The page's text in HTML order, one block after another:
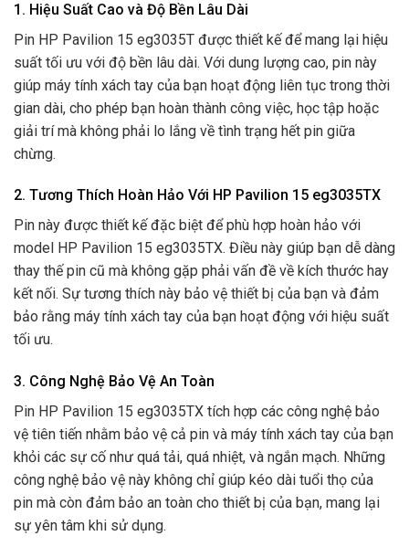
1. Hiệu Suất Cao và Độ Bền Lâu Dài
Pin HP Pavilion 15 eg3035T được thiết kế để mang lại hiệu
suất tối ưu với độ bền lâu dài. Với dung lượng cao, pin này
giúp máy tính xách tay của bạn hoạt động liên tục trong thời
gian dài, cho phép bạn hoàn thành công việc, học tập hoặc
giải trí mà không phải lo lắng về tình trạng hết pin giữa
chừng.
2. Tương Thích Hoàn Hảo Với HP Pavilion 15 eg3035TX
Pin này được thiết kế đặc biệt để phù hợp hoàn hảo với
model HP Pavilion 15 eg3035TX. Điều này giúp bạn dễ dàng
thay thế pin cũ mà không gặp phải vấn đề về kích thước hay
kết nối. Sự tương thích này bảo vệ thiết bị của bạn và đảm
bảo rằng máy tính xách tay của bạn hoạt động với hiệu suất
tối ưu.
3. Công Nghệ Bảo Vệ An Toàn
Pin HP Pavilion 15 eg3035TX tích hợp các công nghệ bảo
vệ tiên tiến nhằm bảo vệ cả pin và máy tính xách tay của bạn
khỏi các sự cố như quá tải, quá nhiệt, và ngắn mạch. Những
công nghệ bảo vệ này không chỉ giúp kéo dài tuổi thọ của
pin mà còn đảm bảo an toàn cho thiết bị của bạn, mang lại
sự yên tâm khi sử dụng.